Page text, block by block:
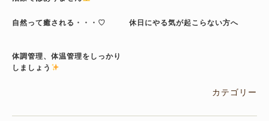
自然って癒される・・・♡ 休日にやる気が起こらない方へ
体調管理、体温管理をしっかり
しましょう
カテゴリー